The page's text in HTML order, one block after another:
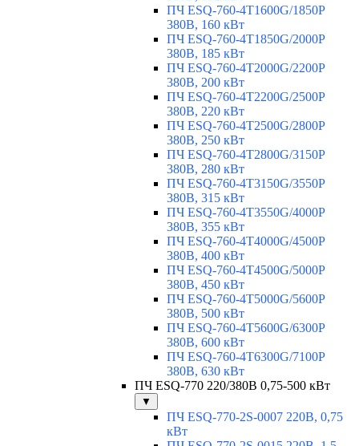
ПЧ ESQ-760-4T1600G/1850P
380В, 160 кВт
ПЧ ESQ-760-4T1850G/2000P
380В, 185 кВт
ПЧ ESQ-760-4T2000G/2200P
380В, 200 кВт
ПЧ ESQ-760-4T2200G/2500P
380В, 220 кВт
ПЧ ESQ-760-4T2500G/2800P
380В, 250 кВт
ПЧ ESQ-760-4T2800G/3150P
380В, 280 кВт
ПЧ ESQ-760-4T3150G/3550P
380В, 315 кВт
ПЧ ESQ-760-4T3550G/4000P
380В, 355 кВт
ПЧ ESQ-760-4T4000G/4500P
380В, 400 кВт
ПЧ ESQ-760-4T4500G/5000P
380В, 450 кВт
ПЧ ESQ-760-4T5000G/5600P
380В, 500 кВт
ПЧ ESQ-760-4T5600G/6300P
380В, 600 кВт
ПЧ ESQ-760-4T6300G/7100P
380В, 630 кВт
ПЧ ESQ-770 220/380В 0,75-500 кВт
▼
ПЧ ESQ-770-2S-0007 220В, 0,75
кВт